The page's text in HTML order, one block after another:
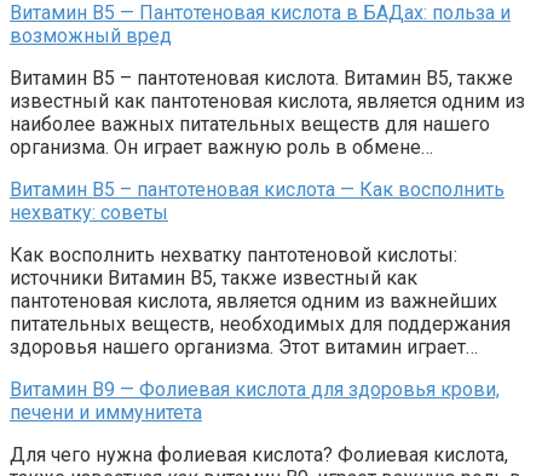
Витамин В5 — Пантотеновая кислота в БАДах: польза и
возможный вред
Витамин В5 – пантотеновая кислота. Витамин В5, также
известный как пантотеновая кислота, является одним из
наиболее важных питательных веществ для нашего
организма. Он играет важную роль в обмене…
Витамин В5 – пантотеновая кислота — Как восполнить
нехватку: советы
Как восполнить нехватку пантотеновой кислоты:
источники Витамин В5, также известный как
пантотеновая кислота, является одним из важнейших
питательных веществ, необходимых для поддержания
здоровья нашего организма. Этот витамин играет…
Витамин В9 — Фолиевая кислота для здоровья крови,
печени и иммунитета
Для чего нужна фолиевая кислота? Фолиевая кислота,